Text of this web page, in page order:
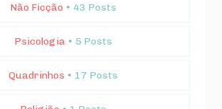
Não Ficção • 43 Posts
Psicologia • 5 Posts
Quadrinhos • 17 Posts